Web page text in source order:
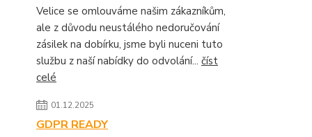
Velice se omlouváme našim zákazníkům,
ale z důvodu neustálého nedoručování
zásilek na dobírku, jsme byli nuceni tuto
službu z naší nabídky do odvolání... číst
celé
01.12.2025
GDPR READY